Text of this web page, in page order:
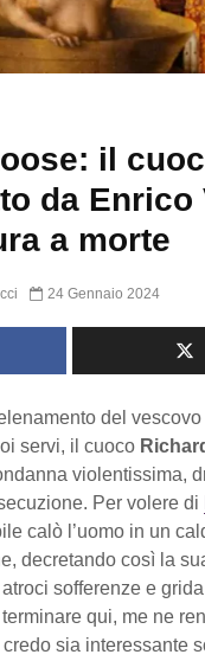
il
da Enrico
a morte
24 Gennaio 2024
del vescovo
servi, il cuoco
violentissima,
Per volere di
calò l’uomo in un
decretando così la
sofferenze e
terminare qui, me ne
sia interessante